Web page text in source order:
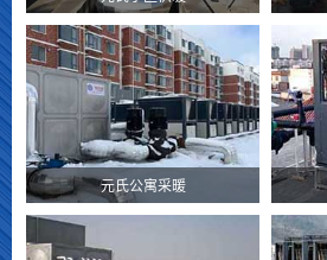
元氏公寓采暖